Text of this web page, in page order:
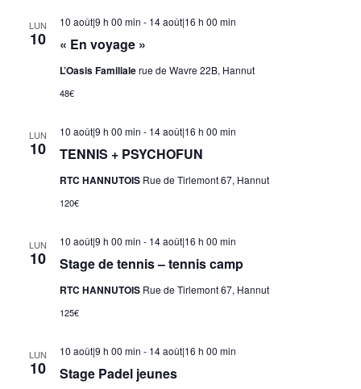
LUN
10 « En voyage »
10 août|9 h 00 min - 14 août|16 h 00 min
L’Oasis Familialerue de Wavre 22B, Hannut
48€
LUN
10 TENNIS + PSYCHOFUN
10 août|9 h 00 min - 14 août|16 h 00 min
RTC HANNUTOIS Rue de Tirlemont 67, Hannut
120€
LUN
10 Stage de tennis – tennis camp
10 août|9 h 00 min - 14 août|16 h 00 min
RTC HANNUTOIS Rue de Tirlemont 67, Hannut
125€
LUN
10 Stage Padel jeunes
10 août|9 h 00 min - 14 août|16 h 00 min